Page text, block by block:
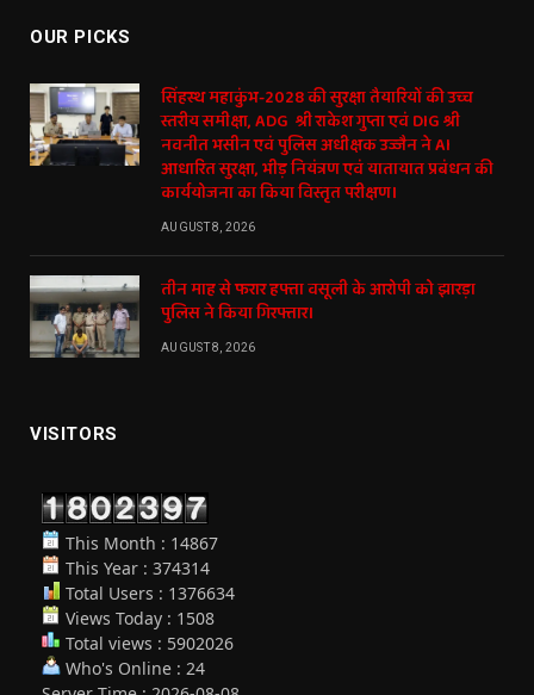
OUR PICKS
सिंहस्थ महाकुंभ-2028 की सुरक्षा तैयारियों की उच्च
स्तरीय समीक्षा, ADG श्री राकेश गुप्ता एवं DIG श्री
नवनीत भसीन एवं पुलिस अधीक्षक उज्जैन ने AI
आधारित सुरक्षा, भीड़ नियंत्रण एवं यातायात प्रबंधन की
कार्ययोजना का किया विस्तृत परीक्षण।
AUGUST 8, 2026
तीन माह से फरार हफ्ता वसूली के आरोपी को झारड़ा
पुलिस ने किया गिरफ्तार।
AUGUST 8, 2026
VISITORS
This Month : 14867
This Year : 374314
Total Users : 1376634
Views Today : 1508
Total views : 5902026
Who's Online : 24